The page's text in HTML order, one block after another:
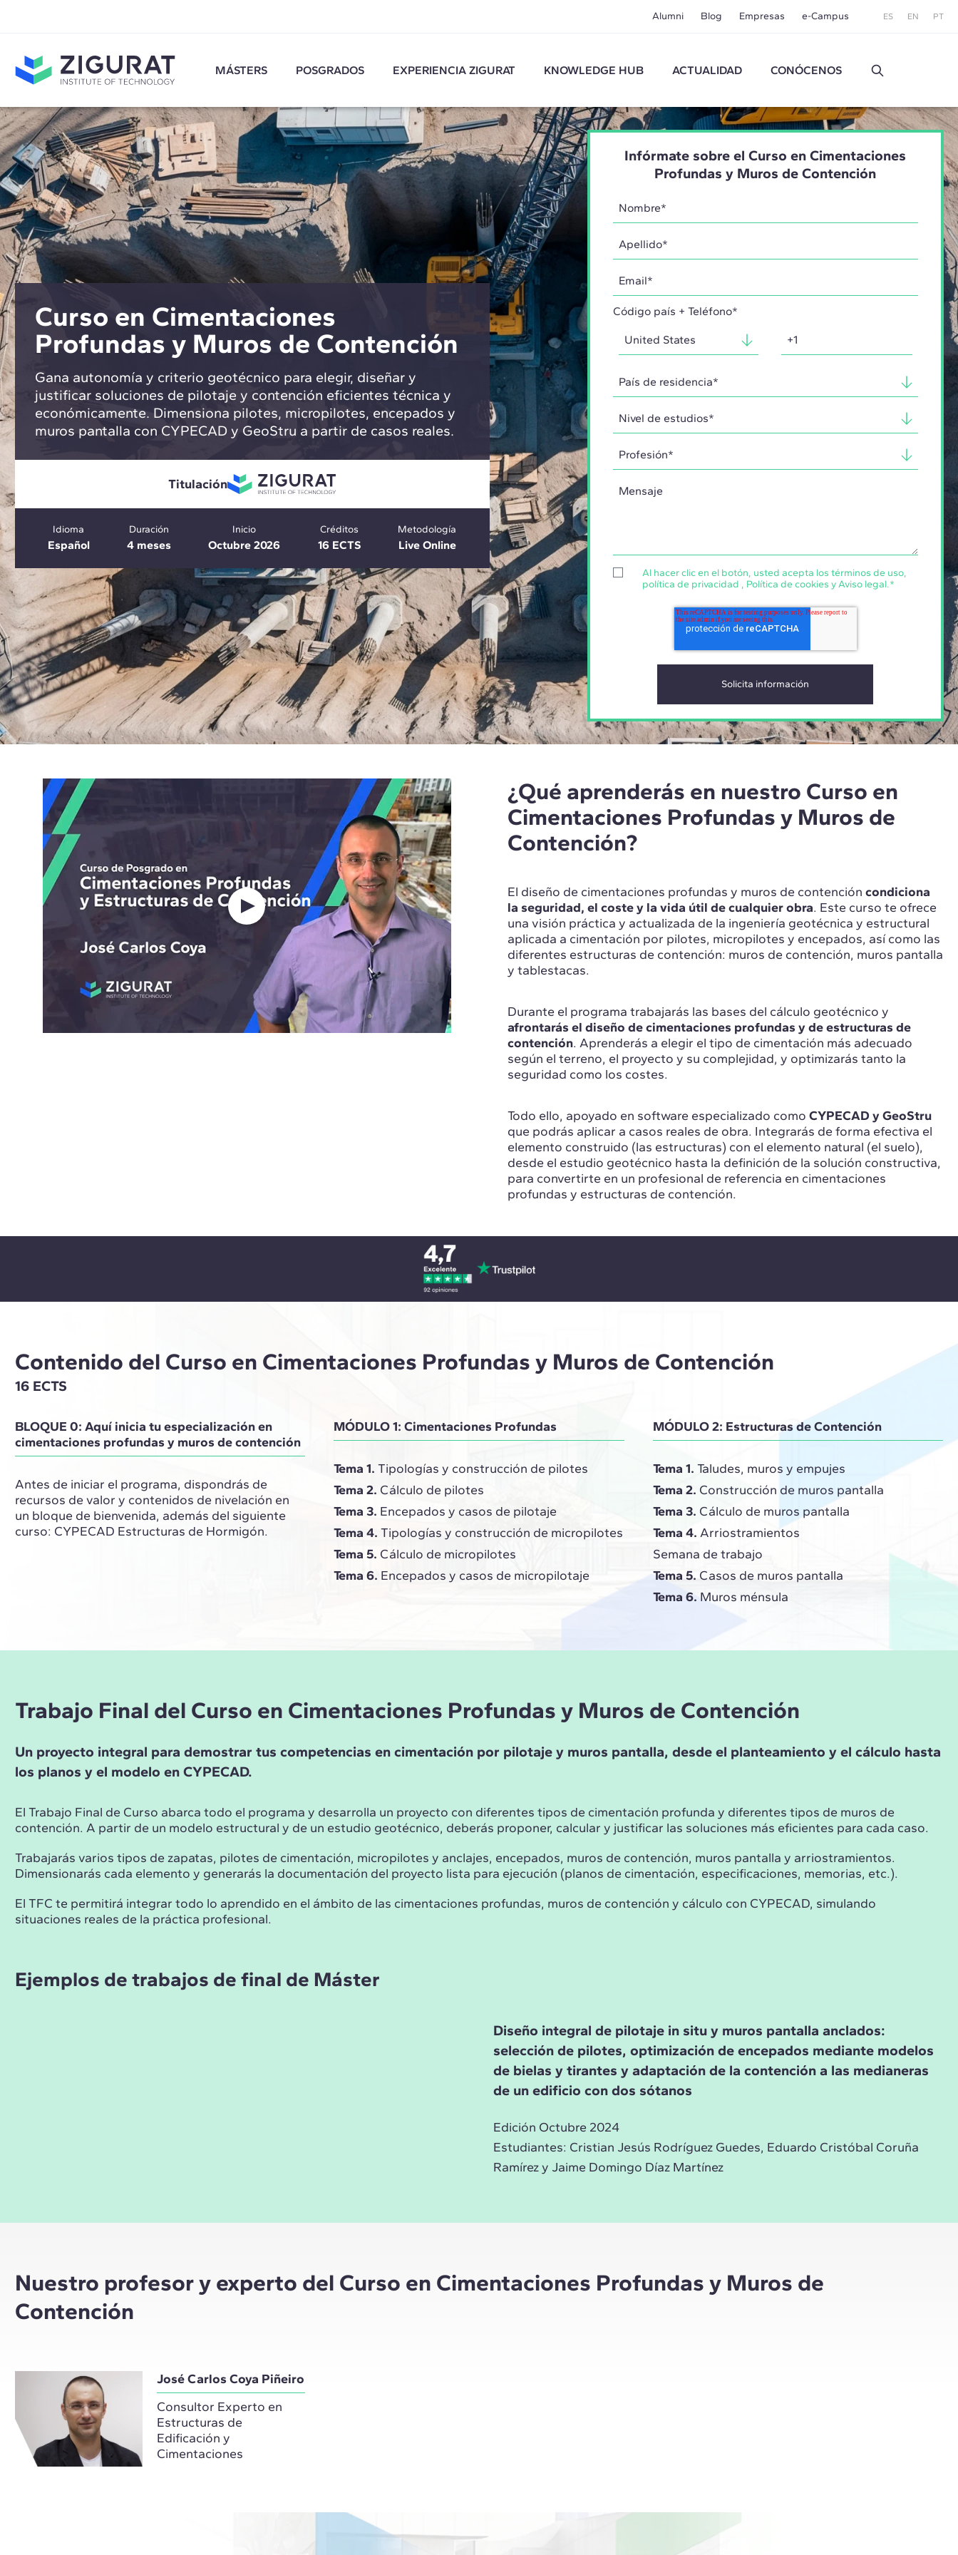
Alumni Blog Empresas e-Campus ES EN PT
MÁSTERS POSGRADOS EXPERIENCIA ZIGURAT KNOWLEDGE HUB ACTUALIDAD CONÓCENOS
Curso en Cimentaciones
Profundas y Muros de Contención
Gana autonomía y criterio geotécnico para elegir, diseñar y
justificar soluciones de pilotaje y contención eficientes técnica y
económicamente. Dimensiona pilotes, micropilotes, encepados y
muros pantalla con CYPECAD y GeoStru a partir de casos reales.
Titulación
Idioma
Español
Duración
4 meses
Inicio
Octubre 2026
Créditos
16 ECTS
Metodología
Live Online
Infórmate sobre el Curso en Cimentaciones
Profundas y Muros de Contención
Código país + Teléfono*
Al hacer clic en el botón, usted acepta los términos de uso,
política de privacidad , Política de cookies yAviso legal.*
¿Qué aprenderás en nuestro Curso en
Cimentaciones Profundas y Muros de
Contención?
El diseño de cimentaciones profundas y muros de contención condiciona
la seguridad, el coste y la vida útil de cualquier obra. Este curso te ofrece
una visión práctica y actualizada de la ingeniería geotécnica y estructural
aplicada a cimentación por pilotes, micropilotes y encepados, así como las
diferentes estructuras de contención: muros de contención, muros pantalla
y tablestacas.
Durante el programa trabajarás las bases del cálculo geotécnico y
afrontarás el diseño de cimentaciones profundas y de estructuras de
contención. Aprenderás a elegir el tipo de cimentación más adecuado
según el terreno, el proyecto y su complejidad, y optimizarás tanto la
seguridad como los costes.
Todo ello, apoyado en software especializado como CYPECAD y GeoStru
que podrás aplicar a casos reales de obra. Integrarás de forma efectiva el
elemento construido (las estructuras) con el elemento natural (el suelo),
desde el estudio geotécnico hasta la definición de la solución constructiva,
para convertirte en un profesional de referencia en cimentaciones
profundas y estructuras de contención.
Contenido del Curso en Cimentaciones Profundas y Muros de Contención
16 ECTS
BLOQUE 0: Aquí inicia tu especialización en
cimentaciones profundas y muros de contención
Antes de iniciar el programa, dispondrás de
recursos de valor y contenidos de nivelación en
un bloque de bienvenida, además del siguiente
curso: CYPECAD Estructuras de Hormigón.
MÓDULO 1: Cimentaciones Profundas
Tema 1.Tipologías y construcción de pilotes
Tema 2. Cálculo de pilotes
Tema 3. Encepados y casos de pilotaje
Tema 4. Tipologías y construcción de micropilotes
Tema 5. Cálculo de micropilotes
Tema 6. Encepados y casos de micropilotaje
MÓDULO 2: Estructuras de Contención
Tema 1. Taludes, muros y empujes
Tema 2. Construcción de muros pantalla
Tema 3. Cálculo de muros pantalla
Tema 4. Arriostramientos
Semana de trabajo
Tema 5. Casos de muros pantalla
Tema 6. Muros ménsula
Trabajo Final del Curso en Cimentaciones Profundas y Muros de Contención
Un proyecto integral para demostrar tus competencias en cimentación por pilotaje y muros pantalla, desde el planteamiento y el cálculo hasta
los planos y el modelo en CYPECAD.
El Trabajo Final de Curso abarca todo el programa y desarrolla un proyecto con diferentes tipos de cimentación profunda y diferentes tipos de muros de
contención. A partir de un modelo estructural y de un estudio geotécnico, deberás proponer, calcular y justificar las soluciones más eficientes para cada caso.
Trabajarás varios tipos de zapatas, pilotes de cimentación, micropilotes y anclajes, encepados, muros de contención, muros pantalla y arriostramientos.
Dimensionarás cada elemento y generarás la documentación del proyecto lista para ejecución (planos de cimentación, especificaciones, memorias, etc.).
El TFC te permitirá integrar todo lo aprendido en el ámbito de las cimentaciones profundas, muros de contención y cálculo con CYPECAD, simulando
situaciones reales de la práctica profesional.
Ejemplos de trabajos de final de Máster
Diseño integral de pilotaje in situ y muros pantalla anclados:
selección de pilotes, optimización de encepados mediante modelos
de bielas y tirantes y adaptación de la contención a las medianeras
de un edificio con dos sótanos
Edición Octubre 2024
Estudiantes: Cristian Jesús Rodríguez Guedes, Eduardo Cristóbal Coruña
Ramírez y Jaime Domingo Díaz Martínez
Nuestro profesor y experto del Curso en Cimentaciones Profundas y Muros de
Contención
José Carlos Coya Piñeiro
Consultor Experto en
Estructuras de
Edificación y
Cimentaciones